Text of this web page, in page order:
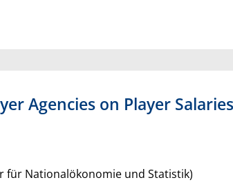
Agencies on Player
für Nationalökonomie und Statistik)